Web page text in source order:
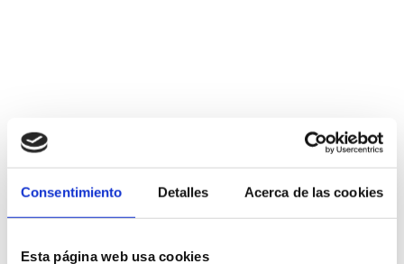
Consentimiento Detalles Acerca de las cookies
Esta página web usa cookies